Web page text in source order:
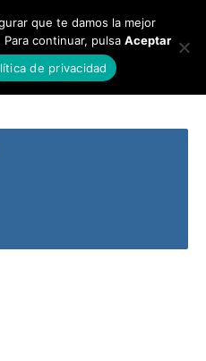
que te damos la mejor
continuar, pulsa Aceptar
de privacidad